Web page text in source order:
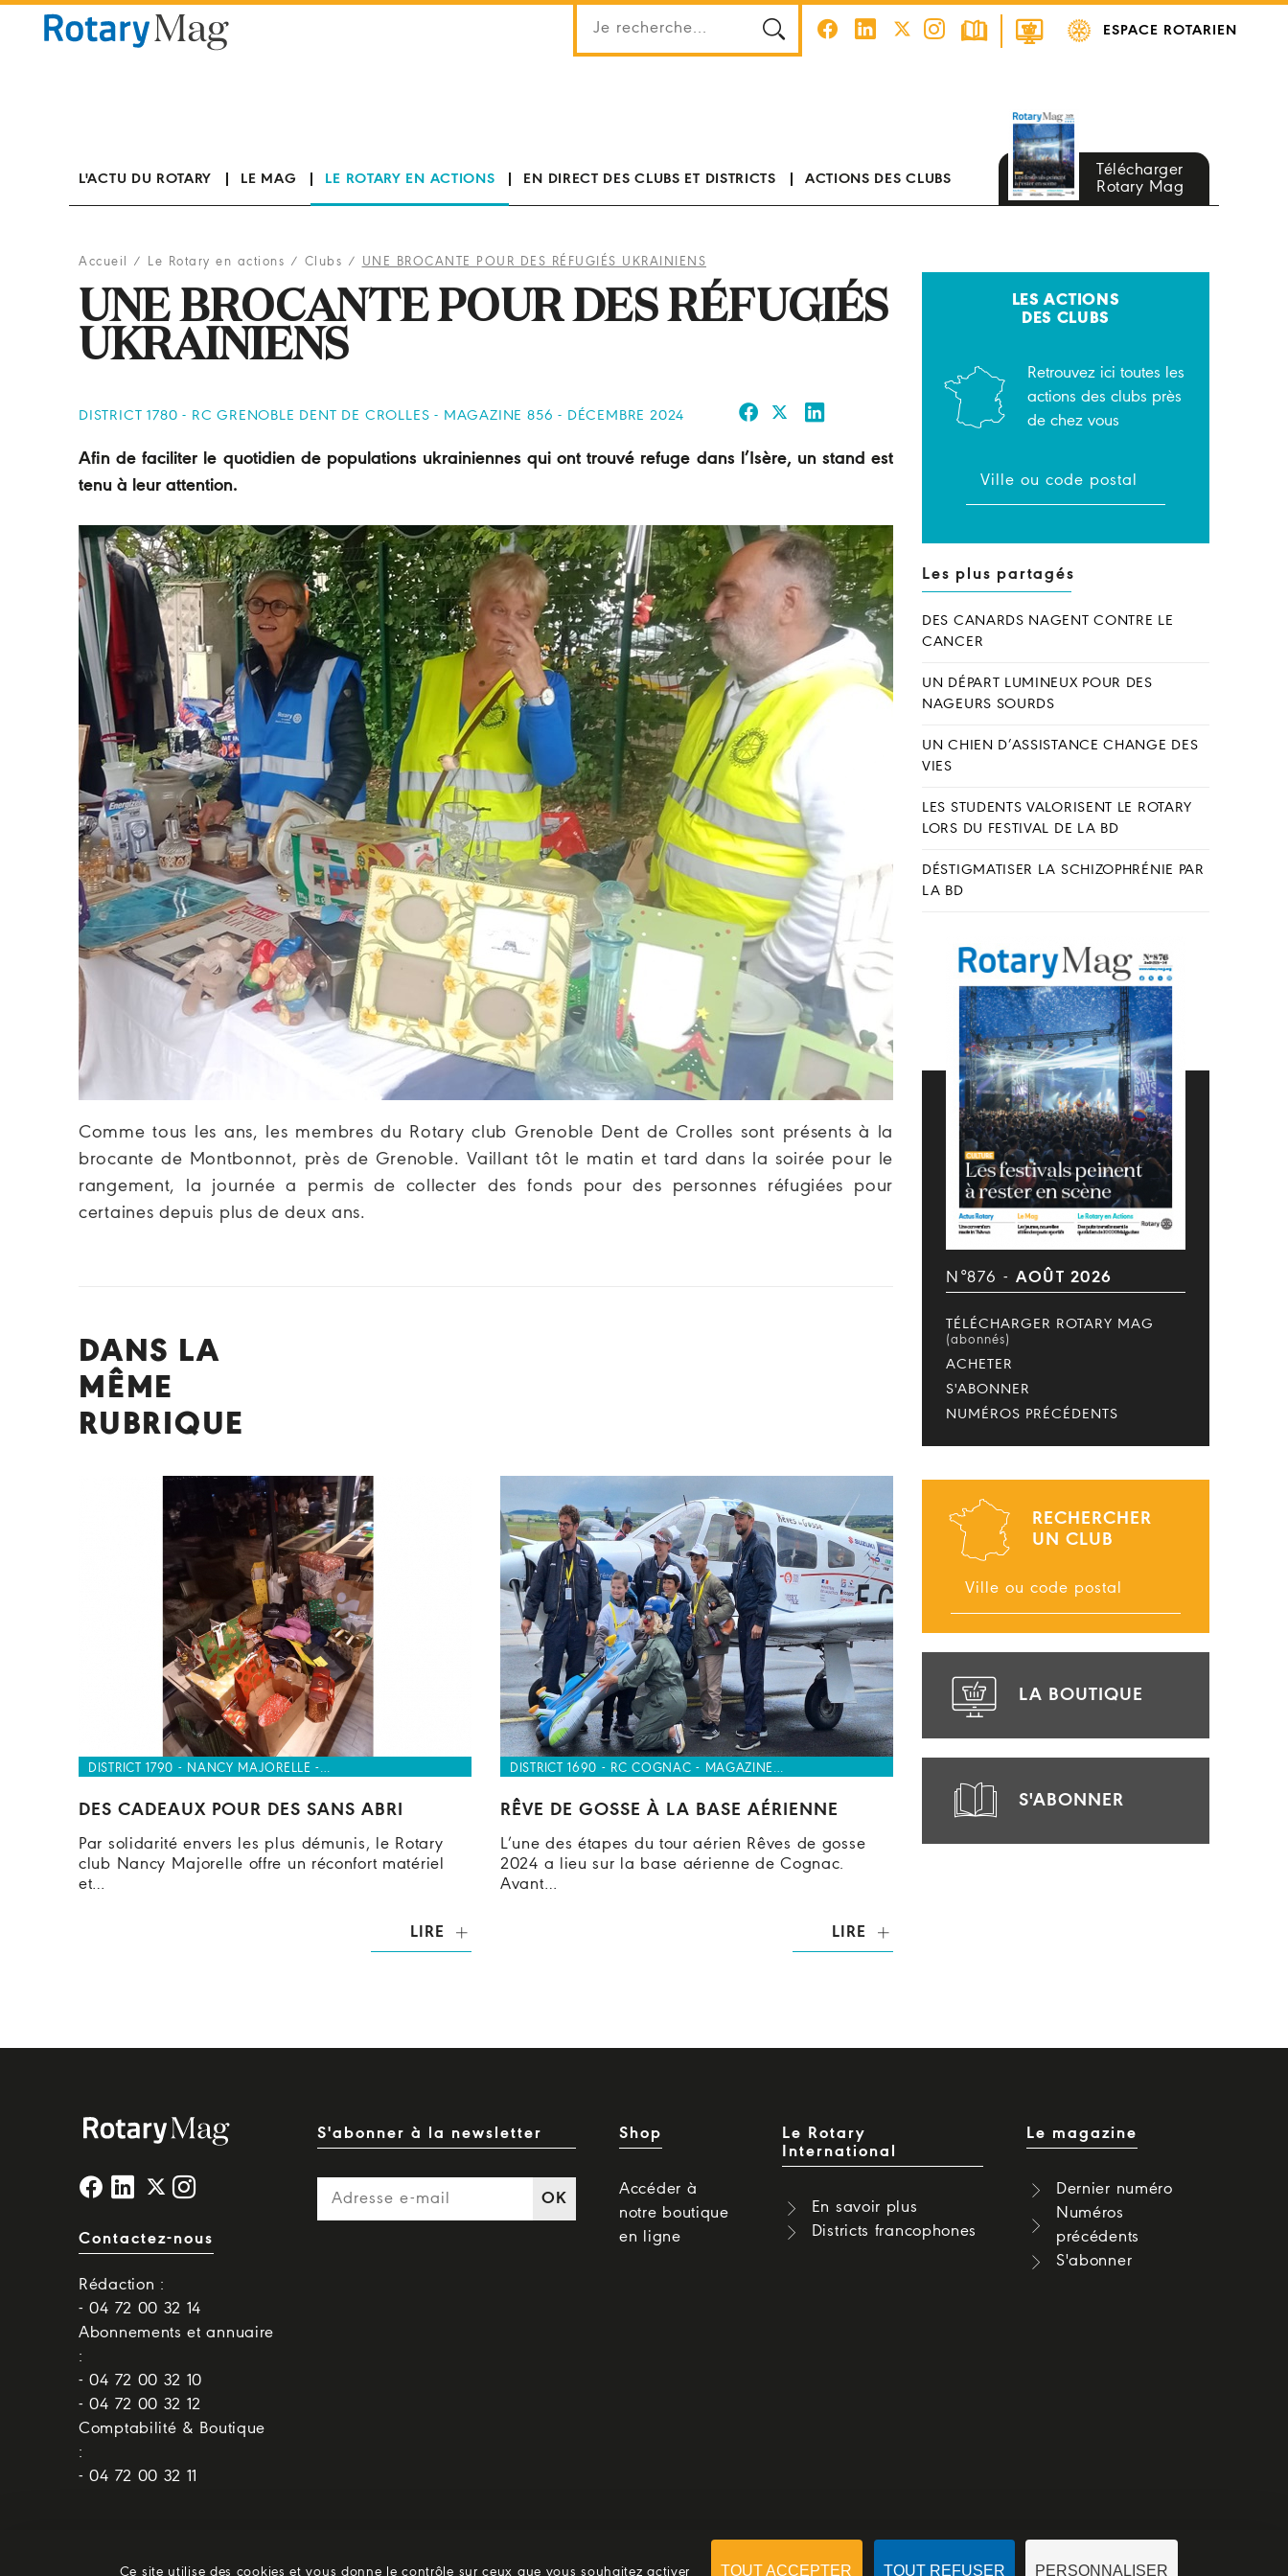
ESPACE ROTARIEN
L'ACTU DU ROTARY LE MAG LE ROTARY EN ACTIONS EN DIRECT DES CLUBS ET DISTRICTS ACTIONS DES CLUBS
Télécharger
Rotary Mag
Accueil / Le Rotary en actions / Clubs / UNE BROCANTE POUR DES RÉFUGIÉS UKRAINIENS
UNE BROCANTE POUR DES RÉFUGIÉS
UKRAINIENS
DISTRICT 1780 - RC GRENOBLE DENT DE CROLLES - MAGAZINE 856 - DÉCEMBRE 2024
Afin de faciliter le quotidien de populations ukrainiennes qui ont trouvé refuge dans l’Isère, un stand est
tenu à leur attention.
Comme tous les ans, les membres du Rotary club Grenoble Dent de Crolles sont présents à la
brocante de Montbonnot, près de Grenoble. Vaillant tôt le matin et tard dans la soirée pour le
rangement, la journée a permis de collecter des fonds pour des personnes réfugiées pour
certaines depuis plus de deux ans.
DANS LA
MÊME
RUBRIQUE
DISTRICT 1790 - NANCY MAJORELLE -…
DES CADEAUX POUR DES SANS ABRI
Par solidarité envers les plus démunis, le Rotary
club Nancy Majorelle offre un réconfort matériel
et…
LIRE
DISTRICT 1690 - RC COGNAC - MAGAZINE…
RÊVE DE GOSSE À LA BASE AÉRIENNE
L’une des étapes du tour aérien Rêves de gosse
2024 a lieu sur la base aérienne de Cognac.
Avant…
LIRE
LES ACTIONS
DES CLUBS
Retrouvez ici toutes les
actions des clubs près
de chez vous
Les plus partagés
DES CANARDS NAGENT CONTRE LE
CANCER
UN DÉPART LUMINEUX POUR DES
NAGEURS SOURDS
UN CHIEN D’ASSISTANCE CHANGE DES
VIES
LES STUDENTS VALORISENT LE ROTARY
LORS DU FESTIVAL DE LA BD
DÉSTIGMATISER LA SCHIZOPHRÉNIE PAR
LA BD
N°876 - AOÛT 2026
TÉLÉCHARGER ROTARY MAG
(abonnés)
ACHETER
S'ABONNER
NUMÉROS PRÉCÉDENTS
RECHERCHER
UN CLUB
LA BOUTIQUE
S'ABONNER
Contactez-nous
Rédaction :
- 04 72 00 32 14
Abonnements et annuaire
:
- 04 72 00 32 10
- 04 72 00 32 12
Comptabilité & Boutique
:
- 04 72 00 32 11
S'abonner à la newsletter
OK
Shop
Accéder à
notre boutique
en ligne
Le Rotary
International
En savoir plus
Districts francophones
Le magazine
Dernier numéro
Numéros
précédents
S'abonner
Panneau de gestion des cookies
Ce site utilise des cookies et vous donne le contrôle sur ceux que vous souhaitez activer TOUT ACCEPTER TOUT REFUSER PERSONNALISER